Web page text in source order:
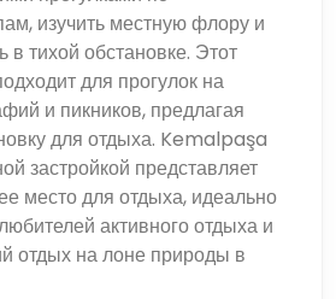
изучить местную флору и
в тихой обстановке. Этот
для прогулок на
и пикников, предлагая
для отдыха. Kemalpaşa
застройкой представляет
место для отдыха, идеально
активного отдыха и
отдых на лоне природы в